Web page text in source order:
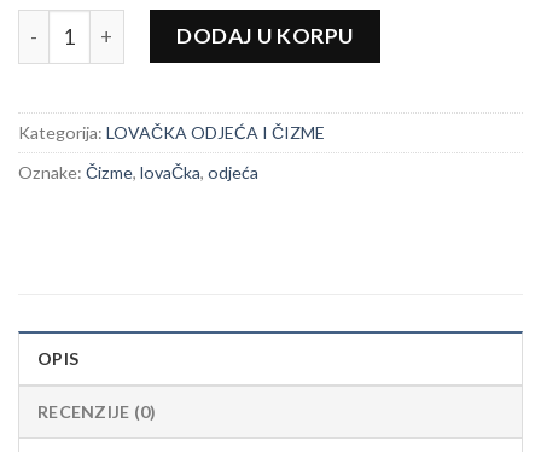
KOŠULJA PERCUSSION SOLOGNE 1635 BRAON/ZELENA
DODAJ U KORPU
Kategorija: LOVAČKA ODJEĆA I ČIZME
Oznake: Čizme, lovaČka, odjeća
OPIS
RECENZIJE (0)